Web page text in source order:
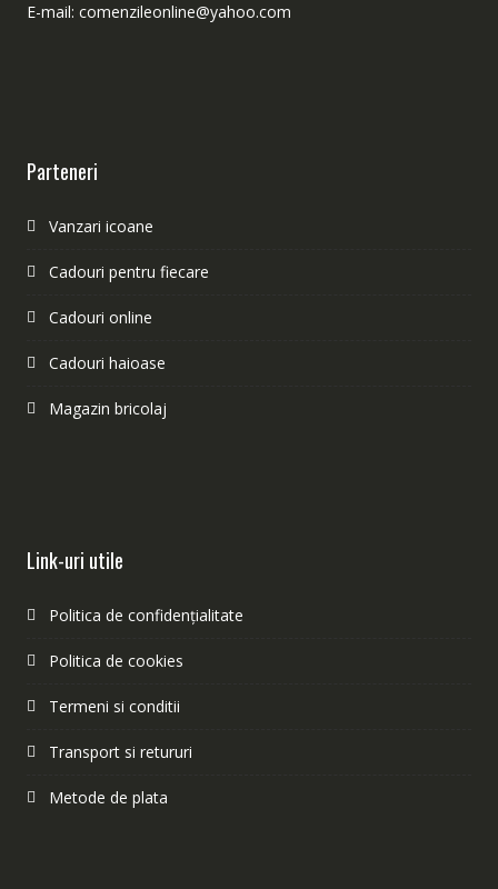
E-mail: comenzileonline@yahoo.com
Parteneri
Vanzari icoane
Cadouri pentru fiecare
Cadouri online
Cadouri haioase
Magazin bricolaj
Link-uri utile
Politica de confidențialitate
Politica de cookies
Termeni si conditii
Transport si retururi
Metode de plata